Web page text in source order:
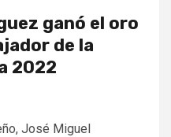
ganó el oro
de la
2022
José Miguel